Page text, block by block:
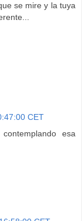
se mire y la tuya
CET
esa